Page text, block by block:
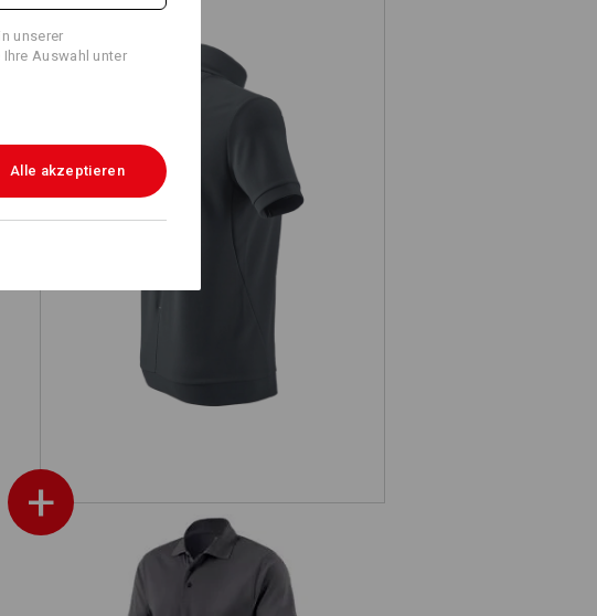
e.s. Funktions ZIP-T-Shirt UV
+
in unserer
Auswahl unter
Alle akzeptieren